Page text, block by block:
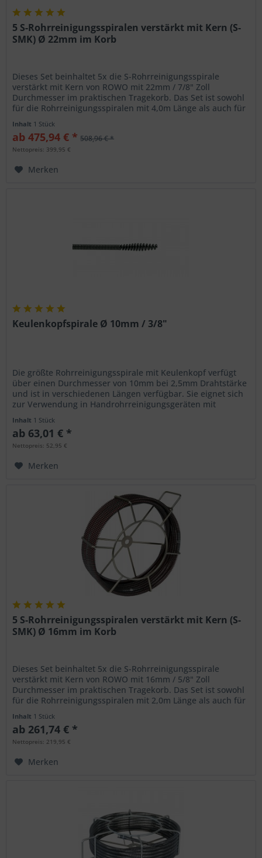
5 S-Rohrreinigungsspiralen verstärkt mit Kern (S-
SMK) Ø 22mm im Korb
Dieses Set beinhaltet 5x die S-Rohrreinigungsspirale
verstärkt mit Kern von ROWO mit 22mm / 7/8" Zoll
Durchmesser im praktischen Tragekorb. Das Set ist sowohl
für die Rohrreinigungsspiralen mit 4,0m Länge als auch für
Inhalt 1 Stück
ab 475,94 € * 508,96 € *
Nettopreis: 399,95 €
Merken
Keulenkopfspirale Ø 10mm / 3/8"
Die größte Rohrreinigungsspirale mit Keulenkopf verfügt
über einen Durchmesser von 10mm bei 2,5mm Drahtstärke
und ist in verschiedenen Längen verfügbar. Sie eignet sich
zur Verwendung in Handrohrreinigungsgeräten mit
Inhalt 1 Stück
ab 63,01 € *
Nettopreis: 52,95 €
Merken
5 S-Rohrreinigungsspiralen verstärkt mit Kern (S-
SMK) Ø 16mm im Korb
Dieses Set beinhaltet 5x die S-Rohrreinigungsspirale
verstärkt mit Kern von ROWO mit 16mm / 5/8" Zoll
Durchmesser im praktischen Tragekorb. Das Set ist sowohl
für die Rohrreinigungsspiralen mit 2,0m Länge als auch für
Inhalt 1 Stück
ab 261,74 € *
Nettopreis: 219,95 €
Merken